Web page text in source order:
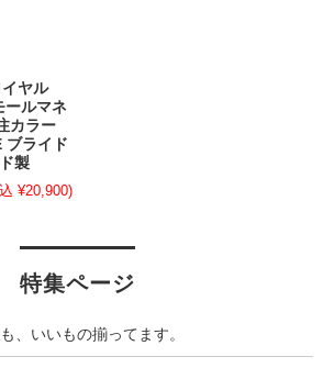
ヤル
ルマネ
カラー
ブライド
製
¥20,900)
特集ページ
、いいもの揃ってます。